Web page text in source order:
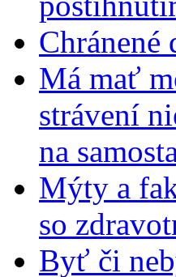
Chránené
Má mať
strávení
na
Mýty a
so
Byť či